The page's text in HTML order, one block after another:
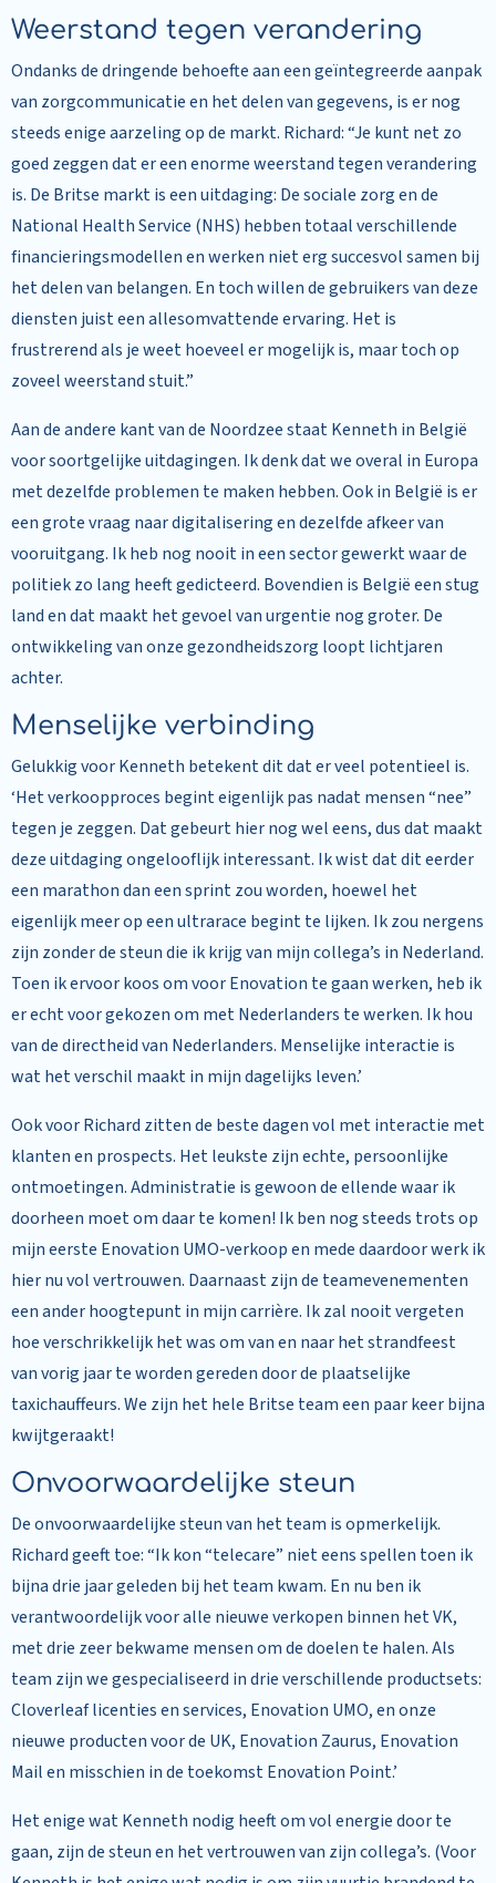
Weerstand tegen verandering
Ondanks de dringende behoefte aan een geïntegreerde aanpak
van zorgcommunicatie en het delen van gegevens, is er nog
steeds enige aarzeling op de markt. Richard: “Je kunt net zo
goed zeggen dat er een enorme weerstand tegen verandering
is. De Britse markt is een uitdaging: De sociale zorg en de
National Health Service (NHS) hebben totaal verschillende
financieringsmodellen en werken niet erg succesvol samen bij
het delen van belangen. En toch willen de gebruikers van deze
diensten juist een allesomvattende ervaring. Het is
frustrerend als je weet hoeveel er mogelijk is, maar toch op
zoveel weerstand stuit.”
Aan de andere kant van de Noordzee staat Kenneth in België
voor soortgelijke uitdagingen. Ik denk dat we overal in Europa
met dezelfde problemen te maken hebben. Ook in België is er
een grote vraag naar digitalisering en dezelfde afkeer van
vooruitgang. Ik heb nog nooit in een sector gewerkt waar de
politiek zo lang heeft gedicteerd. Bovendien is België een stug
land en dat maakt het gevoel van urgentie nog groter. De
ontwikkeling van onze gezondheidszorg loopt lichtjaren
achter.
Menselijke verbinding
Gelukkig voor Kenneth betekent dit dat er veel potentieel is.
‘Het verkoopproces begint eigenlijk pas nadat mensen “nee”
tegen je zeggen. Dat gebeurt hier nog wel eens, dus dat maakt
deze uitdaging ongelooflijk interessant. Ik wist dat dit eerder
een marathon dan een sprint zou worden, hoewel het
eigenlijk meer op een ultrarace begint te lijken. Ik zou nergens
zijn zonder de steun die ik krijg van mijn collega’s in Nederland.
Toen ik ervoor koos om voor Enovation te gaan werken, heb ik
er echt voor gekozen om met Nederlanders te werken. Ik hou
van de directheid van Nederlanders. Menselijke interactie is
wat het verschil maakt in mijn dagelijks leven.’
Ook voor Richard zitten de beste dagen vol met interactie met
klanten en prospects. Het leukste zijn echte, persoonlijke
ontmoetingen. Administratie is gewoon de ellende waar ik
doorheen moet om daar te komen! Ik ben nog steeds trots op
mijn eerste Enovation UMO-verkoop en mede daardoor werk ik
hier nu vol vertrouwen. Daarnaast zijn de teamevenementen
een ander hoogtepunt in mijn carrière. Ik zal nooit vergeten
hoe verschrikkelijk het was om van en naar het strandfeest
van vorig jaar te worden gereden door de plaatselijke
taxichauffeurs. We zijn het hele Britse team een paar keer bijna
kwijtgeraakt!
Onvoorwaardelijke steun
De onvoorwaardelijke steun van het team is opmerkelijk.
Richard geeft toe: “Ik kon “telecare” niet eens spellen toen ik
bijna drie jaar geleden bij het team kwam. En nu ben ik
verantwoordelijk voor alle nieuwe verkopen binnen het VK,
met drie zeer bekwame mensen om de doelen te halen. Als
team zijn we gespecialiseerd in drie verschillende productsets:
Cloverleaf licenties en services, Enovation UMO, en onze
nieuwe producten voor de UK, Enovation Zaurus, Enovation
Mail en misschien in de toekomst Enovation Point.’
Het enige wat Kenneth nodig heeft om vol energie door te
gaan, zijn de steun en het vertrouwen van zijn collega’s. (Voor